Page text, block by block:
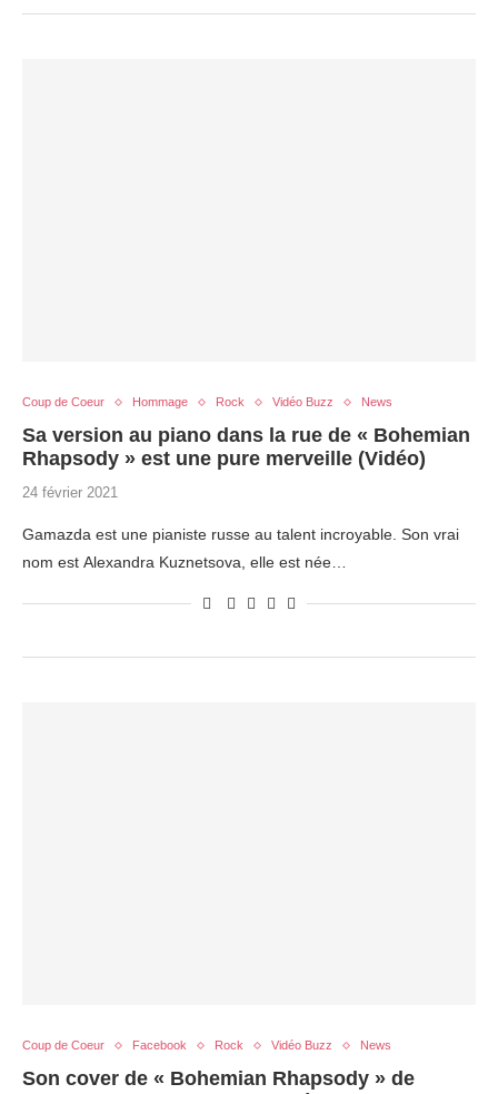
Coup de Coeur Hommage Rock Vidéo Buzz News
Sa version au piano dans la rue de « Bohemian
Rhapsody » est une pure merveille (Vidéo)
24 février 2021
Gamazda est une pianiste russe au talent incroyable. Son vrai
nom est Alexandra Kuznetsova, elle est née…
Coup de Coeur Facebook Rock Vidéo Buzz News
Son cover de « Bohemian Rhapsody » de